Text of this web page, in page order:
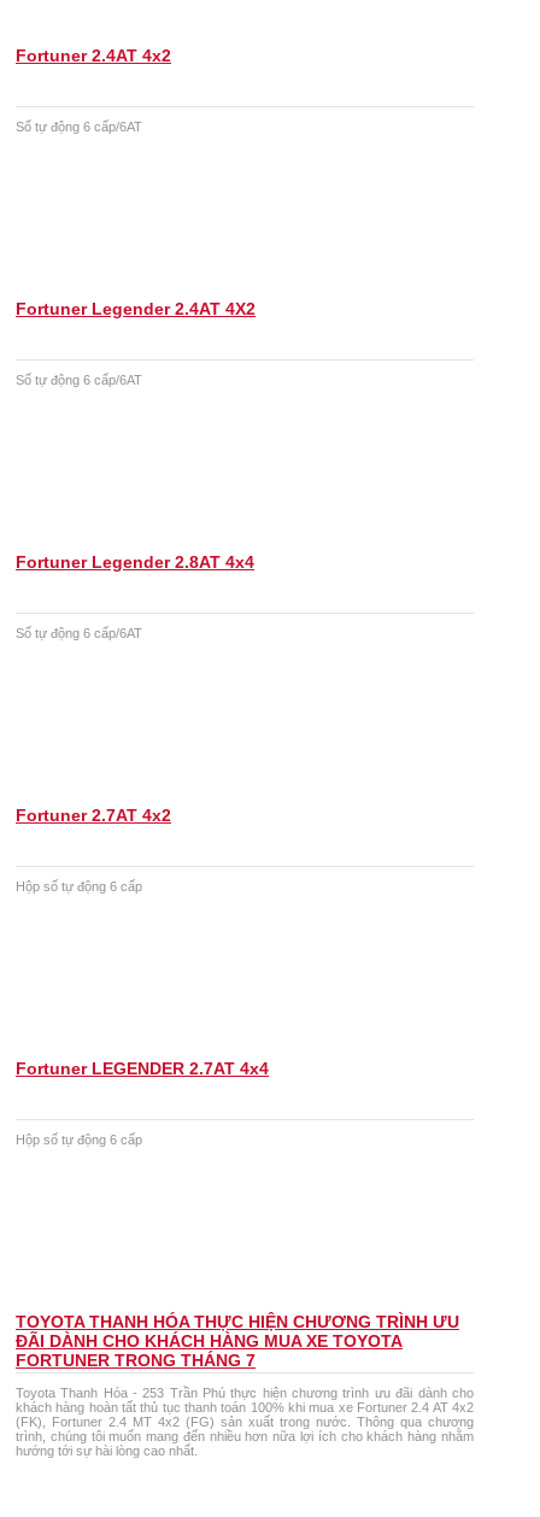
Fortuner 2.4AT 4x2
Số tự động 6 cấp/6AT
Fortuner Legender 2.4AT 4X2
Số tự động 6 cấp/6AT
Fortuner Legender 2.8AT 4x4
Số tự động 6 cấp/6AT
Fortuner 2.7AT 4x2
Hộp số tự động 6 cấp
Fortuner LEGENDER 2.7AT 4x4
Hộp số tự động 6 cấp
TOYOTA THANH HÓA THỰC HIỆN CHƯƠNG TRÌNH ƯU
ĐÃI DÀNH CHO KHÁCH HÀNG MUA XE TOYOTA
FORTUNER TRONG THÁNG 7
Toyota Thanh Hóa - 253 Trần Phú thực hiện chương trình ưu đãi dành cho
khách hàng hoàn tất thủ tục thanh toán 100% khi mua xe Fortuner 2.4 AT 4x2
(FK), Fortuner 2.4 MT 4x2 (FG) sản xuất trong nước. Thông qua chương
trình, chúng tôi muốn mang đến nhiều hơn nữa lợi ích cho khách hàng nhằm
hướng tới sự hài lòng cao nhất.